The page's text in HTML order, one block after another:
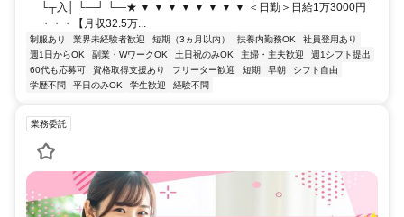
└┬入│ └―┘ └―★ ▼ ▼ ▼ ▼ ▼ ▼ ▼ ▼ ＜日勤＞日給1万3000円
・・・【月収32.5万...
制服あり 業界未経験者歓迎 短期（3ヵ月以内） 扶養内勤務OK
社員登用あり
週1日からOK
副業・WワークOK 土日祝のみOK 主婦・主夫歓迎
週1シフト提出
60代も応募可
資格取得支援あり フリーター歓迎 短期 早朝
シフト自由
学歴不問
平日のみOK 学生歓迎 経験不問
業務委託